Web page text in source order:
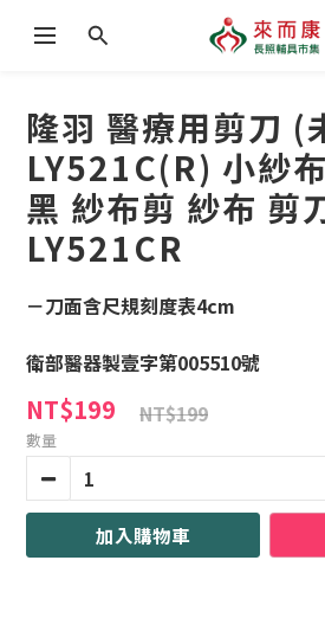
隆羽 醫療用剪刀 (
LY521C(R) 小紗
黑 紗布剪 紗布 剪
LY521CR
－刀面含尺規刻度表4cm
衛部醫器製壹字第005510號
NT$199 NT$199
數量
加入購物車